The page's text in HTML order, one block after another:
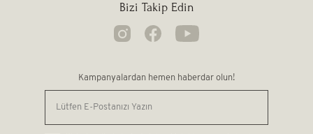
Bizi Takip Edin
Kampanyalardan hemen haberdar olun!